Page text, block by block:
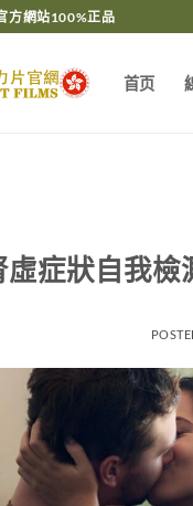
方網站100%正品
首页
虛症狀自我檢